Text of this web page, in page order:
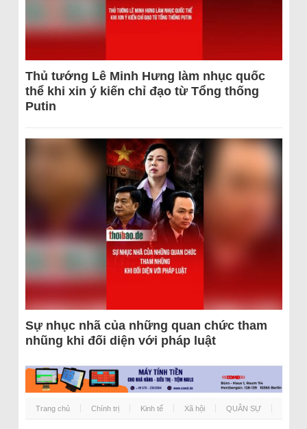
Thủ tướng Lê Minh Hưng làm nhục quốc
thể khi xin ý kiến chỉ đạo từ Tổng thống
Putin
Sự nhục nhã của những quan chức tham
nhũng khi đối diện với pháp luật
Trang chủ Chính trị Kinh tế Xã hội QUÂN SỰ